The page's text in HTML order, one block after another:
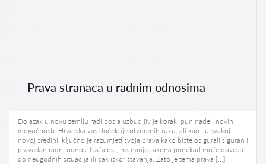
Prava stranaca u radnim odnosima
Dolazak u novu zemlju radi posla uzbudljiv je korak, pun nade i novih
mogućnosti. Hrvatska vas dočekuje otvorenih ruku, ali kao i u svakoj
novoj sredini, ključno je razumjeti svoja prava kako biste osigurali siguran i
pravedan radni odnos. Nažalost, neznanje zakona ponekad može dovesti
do neugodnih situacija ili čak iskorištavanja. Zato je tema prava […]